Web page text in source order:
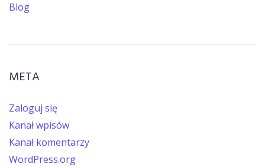
Blog
META
Zaloguj się
Kanał wpisów
Kanał komentarzy
WordPress.org